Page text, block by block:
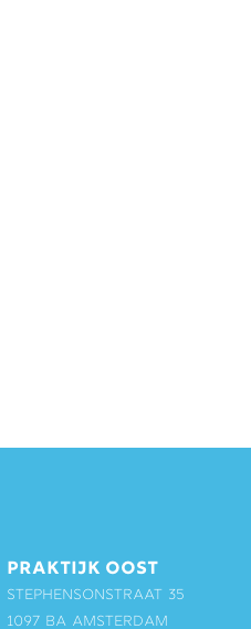
PRAKTIJK OOST
Stephensonstraat 35
1097 BA Amsterdam